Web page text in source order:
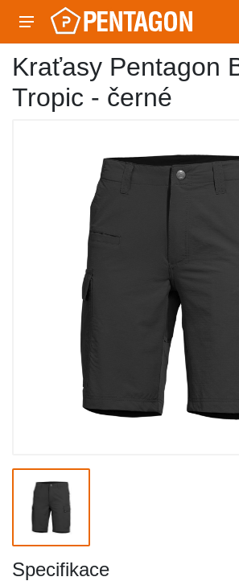
Kraťasy Pentagon
Tropic - černé
Specifikace